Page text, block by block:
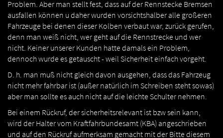
Problem. Aber man stellt fest, dass auf der Rennstecke Bremsen
ausfallen können u daher wurden vorsichtshalber alle großeren
Fahrzeuge bei denen dieser Kolben verbaut war, zurück gerufen,
denn man weiß nicht, wer geht auf die Rennstrecke und wer
nicht. Keiner unserer Kunden hatte damals ein Problem,
dennoch wurde es getauscht - weil Sicherheit einfach vorgeht.
D. h. man muß nicht gleich davon ausgehen, dass das Fahrzeug
nicht mehr fahrbar ist (außer natürlich im Schreiben steht sowas)
aber man sollte es auch nicht auf die leichte Schulter nehmen.
Bei einem Rückruf, der sicherheitsrelevant ist bzw sein kann,
wird der Halter vom Kraftfahrbundesamt (KBA) angeschrieben
und auf den Rückruf aufmerksam gemacht mit der Bitte diesem